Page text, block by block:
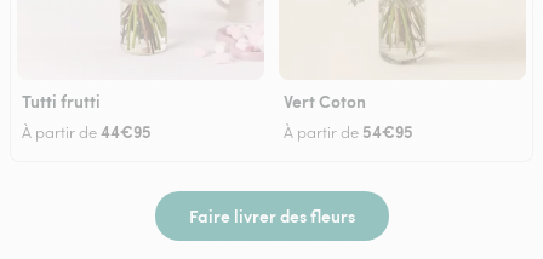
Tutti frutti
À partir de44€95
Vert Coton
À partir de 54€95
Faire livrer des fleurs